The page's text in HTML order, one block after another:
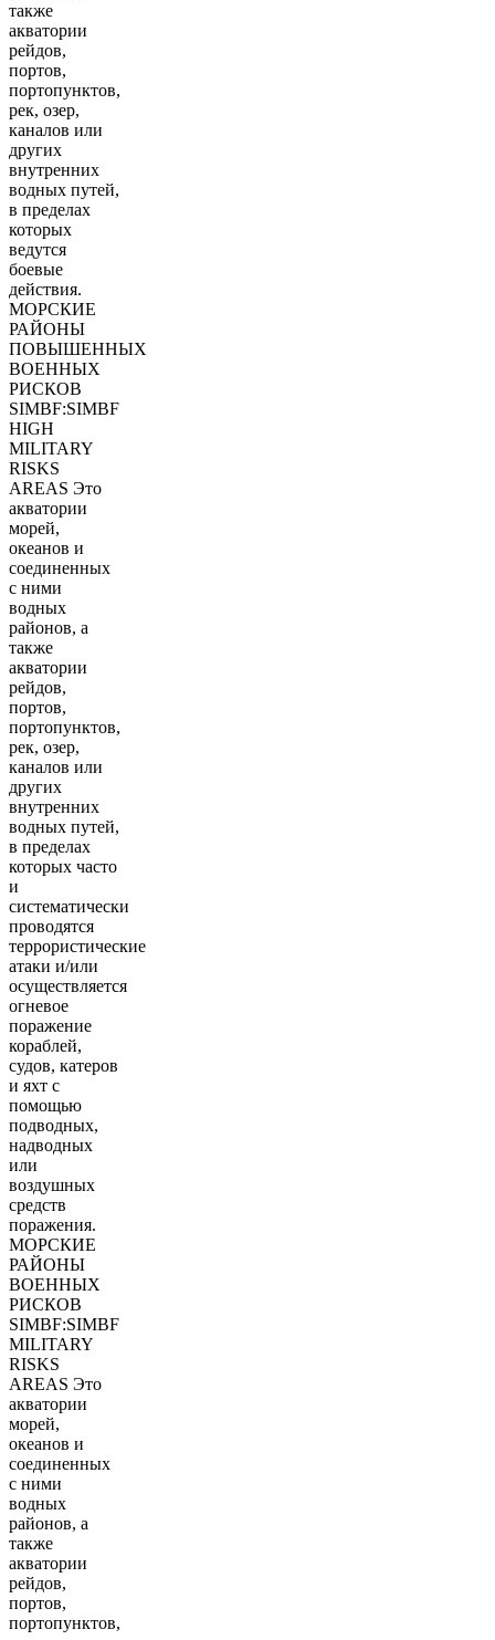
также
акватории
рейдов,
портов,
портопунктов,
рек, озер,
каналов или
других
внутренних
водных путей,
в пределах
которых
ведутся
боевые
действия.
МОРСКИЕ
РАЙОНЫ
ПОВЫШЕННЫХ
ВОЕННЫХ
РИСКОВ
SIMBF:SIMBF
HIGH
MILITARY
RISKS
AREAS Это
акватории
морей,
океанов и
соединенных
с ними
водных
районов, а
также
акватории
рейдов,
портов,
портопунктов,
рек, озер,
каналов или
других
внутренних
водных путей,
в пределах
которых часто
и
систематически
проводятся
террористические
атаки и/или
осуществляется
огневое
поражение
кораблей,
судов, катеров
и яхт с
помощью
подводных,
надводных
или
воздушных
средств
поражения.
МОРСКИЕ
РАЙОНЫ
ВОЕННЫХ
РИСКОВ
SIMBF:SIMBF
MILITARY
RISKS
AREAS Это
акватории
морей,
океанов и
соединенных
с ними
водных
районов, а
также
акватории
рейдов,
портов,
портопунктов,